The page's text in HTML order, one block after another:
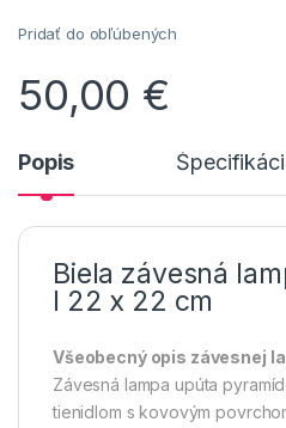
Pridať do obľúbených
50,00 €
Popis
Biela závesná
I 22 x 22 cm
Všeobecný opis závesnej
Závesná lampa upúta
tienidlom s kovovým